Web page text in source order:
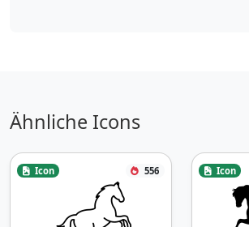
Ähnliche Icons
Icon 556 Icon